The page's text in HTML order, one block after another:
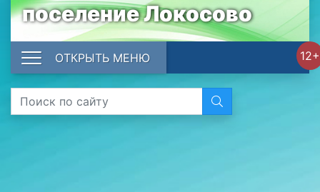
поселение Локосово
12+
ОТКРЫТЬ МЕНЮ